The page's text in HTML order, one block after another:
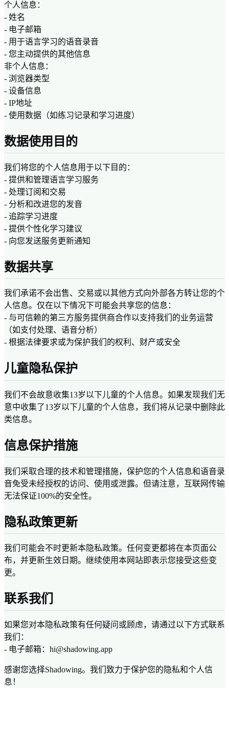
个人信息：
- 姓名
- 电子邮箱
- 用于语言学习的语音录音
- 您主动提供的其他信息
非个人信息：
- 浏览器类型
- 设备信息
- IP地址
- 使用数据（如练习记录和学习进度）
数据使用目的
我们将您的个人信息用于以下目的：
- 提供和管理语言学习服务
- 处理订阅和交易
- 分析和改进您的发音
- 追踪学习进度
- 提供个性化学习建议
- 向您发送服务更新通知
数据共享
我们承诺不会出售、交易或以其他方式向外部各方转让您的个
人信息。仅在以下情况下可能会共享您的信息：
- 与可信赖的第三方服务提供商合作以支持我们的业务运营
（如支付处理、语音分析）
- 根据法律要求或为保护我们的权利、财产或安全
儿童隐私保护
我们不会故意收集13岁以下儿童的个人信息。如果发现我们无
意中收集了13岁以下儿童的个人信息，我们将从记录中删除此
类信息。
信息保护措施
我们采取合理的技术和管理措施，保护您的个人信息和语音录
音免受未经授权的访问、使用或泄露。但请注意，互联网传输
无法保证100%的安全性。
隐私政策更新
我们可能会不时更新本隐私政策。任何变更都将在本页面公
布，并更新生效日期。继续使用本网站即表示您接受这些变
更。
联系我们
如果您对本隐私政策有任何疑问或顾虑，请通过以下方式联系
我们：
- 电子邮箱：hi@shadowing.app
感谢您选择Shadowing。我们致力于保护您的隐私和个人信
息！